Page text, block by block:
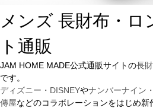
メンズ 長財布・ロ
ト通販
JAM HOME MADE公式通販サイトの長
です。
ディズニー・DISNEYやナンバーナイン
傳屋などのコラボレーションをはじめ